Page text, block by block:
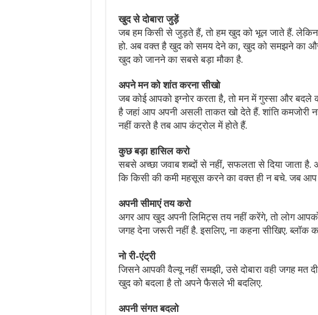
खुद से दोबारा जुड़ें
जब हम किसी से जुड़ते हैं, तो हम खुद को भूल जाते हैं.
हो. अब वक्त है खुद को समय देने का, खुद को समझने का
खुद को जानने का सबसे बड़ा मौका है.
अपने मन को शांत करना सीखो
जब कोई आपको इग्नोर करता है, तो मन में गुस्सा और बदले
है जहां आप अपनी असली ताकत खो देते हैं. शांति कमजोरी
नहीं करते है तब आप कंट्रोल में होते हैं.
कुछ बड़ा हासिल करो
सबसे अच्छा जवाब शब्दों से नहीं, सफलता से दिया जाता है.
कि किसी की कमी महसूस करने का वक्त ही न बचे. जब
अपनी सीमाएं तय करो
अगर आप खुद अपनी लिमिट्स तय नहीं करेंगे, तो लोग
जगह देना जरूरी नहीं है. इसलिए, ना कहना सीखिए. ब्लॉक
नो री-एंट्री
जिसने आपकी वैल्यू नहीं समझी, उसे दोबारा वही जगह मत
खुद को बदला है तो अपने फैसले भी बदलिए.
अपनी संगत बदलो